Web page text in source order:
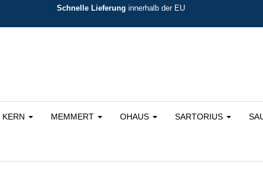
Schnelle Lieferung innerhalb der EU
KERN MEMMERT OHAUS SARTORIUS